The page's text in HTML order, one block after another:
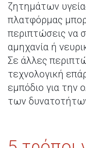
ζητημάτων
πλατφόρμας
περιπτώσεις να
αμηχανία ή
Σε άλλες
τεχνολογική
εμπόδιο για την
των